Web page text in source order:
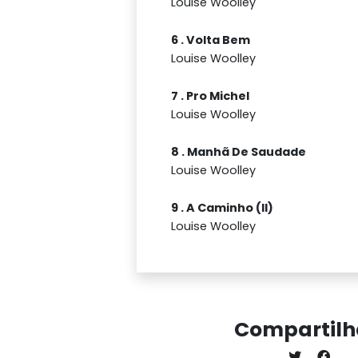
6 . Volta Bem
Louise Woolley
7 . Pro Michel
Louise Woolley
8 . Manhã De Saudade
Louise Woolley
9 . A Caminho (II)
Louise Woolley